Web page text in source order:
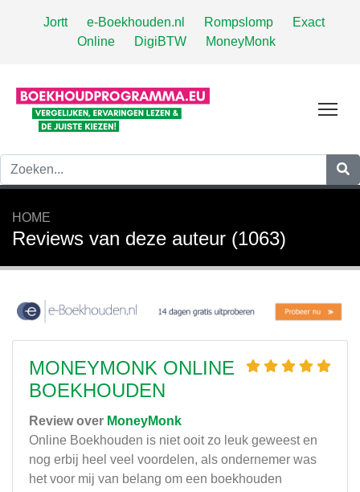
Jortt e-Boekhouden.nl Rompslomp
Exact
Online
DigiBTW MoneyMonk
HOME
Reviews van deze auteur (1063)
MONEYMONK ONLINE
BOEKHOUDEN
Review over MoneyMonk
Online Boekhouden is niet ooit zo leuk geweest en
nog erbij heel veel voordelen, als ondernemer was
het voor mij van belang om een boekhouden